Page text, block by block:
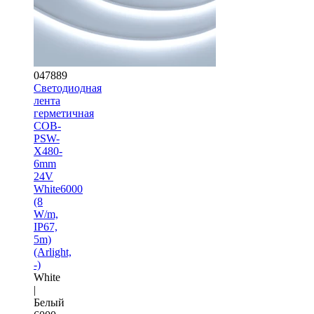
047889
Светодиодная
лента
герметичная
COB-
PSW-
X480-
6mm
24V
White6000
(8
W/m,
IP67,
5m)
(Arlight,
-)
White
|
Белый